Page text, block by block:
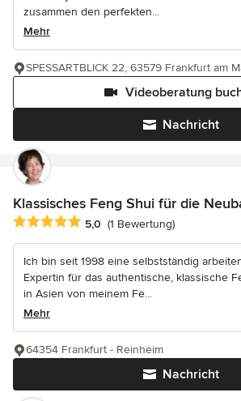
zusammen den perfekten...
Mehr
Nachricht
Videoberatung
SPESSARTBLICK 22, 63579 Frankfurt am
Klassisches Feng Shui für die
Durchschnittliche Bewertung: 5 von 5
5,0 (1 Bewertung)
Ich bin seit 1998 eine selbstständig
Expertin für das authentische, klassische
in Asien von meinem Fe...
Mehr
Nachricht
64354 Frankfurt - Reinheim